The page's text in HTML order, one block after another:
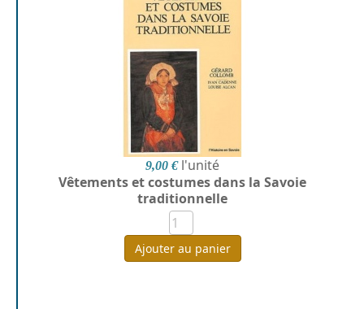
9,00 € l'unité
Vêtements et costumes dans la Savoie
traditionnelle
Ajouter au panier